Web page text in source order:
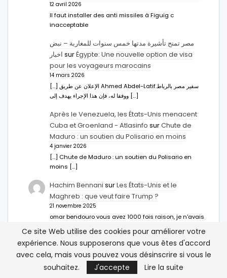
12 avril 2026
Il faut installer des anti missiles à Figuig c
inacceptable
مصر تمنح تأشيرة مدتها خمس سنوات للمغاربة – نبض
اخبار surÉgypte: Une nouvelle option de visa
pour les voyageurs marocains
14 mars 2026
[…] الإعلان عن طريق Ahmed Abdel-Latifسفير مصر بالرباط.
ووفقا له، فإن هذا الإجراء يهدف إلى […]
Après le Venezuela, les États-Unis menacent
Cuba et Groenland - Atlasinfo surChute de
Maduro : un soutien du Polisario en moins
4 janvier 2026
[…] Chute de Maduro : un soutien du Polisario en
moins […]
Hachim Bennani surLes États-Unis et le
Maghreb : que veut faire Trump ?
21 novembre 2025
omar bendouro vous avez 1000 fois raison, je n'avais
Ce site Web utilise des cookies pour améliorer votre
expérience. Nous supposerons que vous êtes d'accord
avec cela, mais vous pouvez vous désinscrire si vous le
souhaitez.
J'accepte Lire la suite